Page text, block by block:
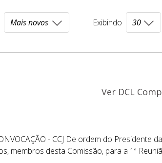
Exibindo
Ver DCL
- CCJ De ordem do Presidente da
membros desta Comissão, para a 1ª